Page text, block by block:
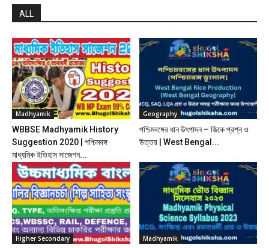
ALL
Madhyamik
WBBSE Madhyamik History
Suggestion 2020 | পশ্চিমবঙ্গ
মাধ্যমিক ইতিহাস সাজেশন...
Geography
পশ্চিমবঙ্গের ধান উৎপাদন – জিকে প্রশ্ন ও
উত্তর | West Bengal...
Higher Secondary Madhyamik